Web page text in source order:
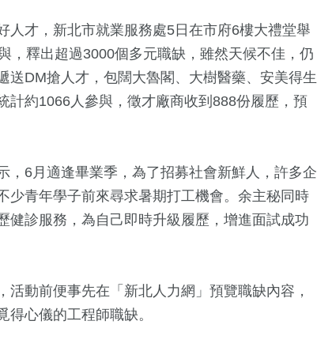
人才，新北市就業服務處5日在市府6樓大禮堂舉
，釋出超過3000個多元職缺，雖然天候不佳，仍
送DM搶人才，包闊大魯閣、大樹醫藥、安美得生
計約1066人參與，徵才廠商收到888份履歷，預
，6月適逢畢業季，為了招募社會新鮮人，許多企
少青年學子前來尋求暑期打工機會。余主秘同時
健診服務，為自己即時升級履歷，增進面試成功
動前便事先在「新北人力網」預覽職缺內容，
心儀的工程師職缺。
旅遊 社會 兩岸